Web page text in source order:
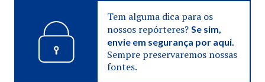
Tem alguma dica para os
nossos repórteres? Se sim,
envie em segurança por aqui.
Sempre preservaremos nossas
fontes.